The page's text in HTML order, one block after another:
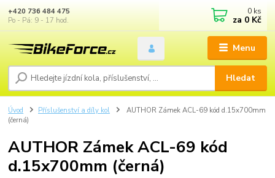
Menu
Hledat
+420 736 484 475
Po - Pá: 9 - 17 hod.
0 ks
za 0 Kč
Úvod Příslušenství a díly kol
AUTHOR Zámek ACL-69 kód d.15x700mm
(černá)
AUTHOR Zámek ACL-69 kód
d.15x700mm (černá)